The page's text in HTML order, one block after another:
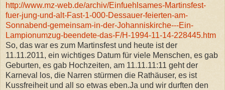
http://www.mz-web.de/archiv/Einfuehlsames-Martinsfest-
fuer-jung-und-alt-Fast-1-000-Dessauer-feierten-am-
Sonnabend-gemeinsam-in-der-Johanniskirche---Ein-
Lampionumzug-beendete-das-F/H-1994-11-14-228445.htm
So, das war es zum Martinsfest und heute ist der
11.11.2011, ein wichtiges Datum für viele Menschen, es gab
Geburten, es gab Hochzeiten, am 11.11.11:11 geht der
Karneval los, die Narren stürmen die Rathäuser, es ist
Kussfreiheit und all so etwas eben.Ja und wir durften den